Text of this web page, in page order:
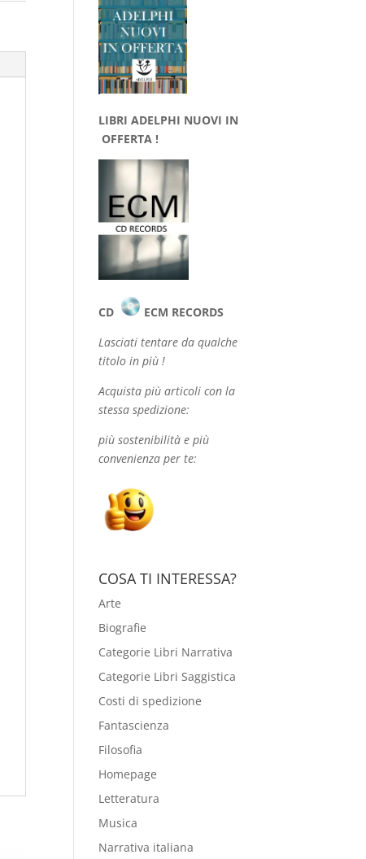
LIBRI ADELPHI NUOVI IN
OFFERTA !
CD
ECM RECORDS
Lasciati tentare da qualche
titolo in più !
Acquista più articoli con la
stessa spedizione:
più sostenibilità e più
convenienza per te:
COSA TI INTERESSA?
Arte
Biografie
Categorie Libri Narrativa
Categorie Libri Saggistica
Costi di spedizione
Fantascienza
Filosofia
Homepage
Letteratura
Musica
Narrativa italiana